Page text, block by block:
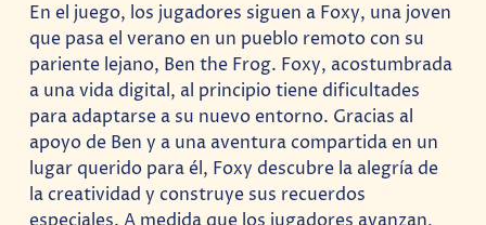
En el juego, los jugadores siguen a Foxy, una joven
que pasa el verano en un pueblo remoto con su
pariente lejano, Ben the Frog. Foxy, acostumbrada
a una vida digital, al principio tiene dificultades
para adaptarse a su nuevo entorno. Gracias al
apoyo de Ben y a una aventura compartida en un
lugar querido para él, Foxy descubre la alegría de
la creatividad y construye sus recuerdos